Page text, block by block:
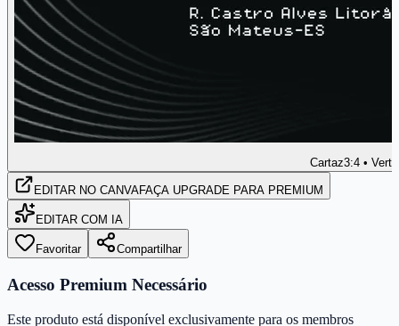
Cartaz3:4 •
EDITAR NO CANVAFAÇA UPGRADE PARA PREMIUM
EDITAR COM IA
Favoritar Compartilhar
Acesso Premium Necessário
Este produto está disponível exclusivamente para os membros